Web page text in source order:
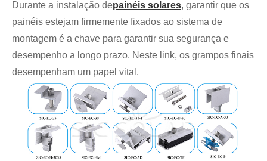
Durante a instalação depainéis solares, garantir que os
painéis estejam firmemente fixados ao sistema de
montagem é a chave para garantir sua segurança e
desempenho a longo prazo. Neste link, os grampos finais
desempenham um papel vital.